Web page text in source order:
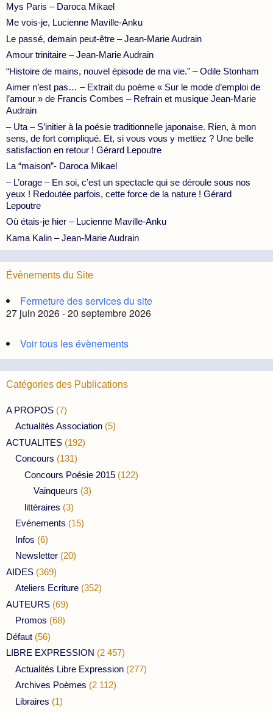
Mys Paris – Daroca Mikael
Me vois-je, Lucienne Maville-Anku
Le passé, demain peut-être – Jean-Marie Audrain
Amour trinitaire – Jean-Marie Audrain
“Histoire de mains, nouvel épisode de ma vie.” – Odile Stonham
Aimer n’est pas… – Extrait du poème « Sur le mode d’emploi de
l’amour » de Francis Combes – Refrain et musique Jean-Marie
Audrain
– Uta – S’initier à la poésie traditionnelle japonaise. Rien, à mon
sens, de fort compliqué. Et, si vous vous y mettiez ? Une belle
satisfaction en retour ! Gérard Lepoutre
La “maison”- Daroca Mikael
– L’orage – En soi, c’est un spectacle qui se déroule sous nos
yeux ! Redoutée parfois, cette force de la nature ! Gérard
Lepoutre
Où étais-je hier – Lucienne Maville-Anku
Kama Kalin – Jean-Marie Audrain
Évènements du Site
Fermeture des services du site
27 juin 2026 - 20 septembre 2026
Voir tous les évènements
Catégories des Publications
A PROPOS (7)
Actualités Association (5)
ACTUALITES (192)
Concours (131)
Concours Poésie 2015 (122)
Vainqueurs (3)
littéraires (3)
Evénements (15)
Infos (6)
Newsletter (20)
AIDES (369)
Ateliers Ecriture (352)
AUTEURS (69)
Promos (68)
Défaut (56)
LIBRE EXPRESSION (2 457)
Actualités Libre Expression (277)
Archives Poèmes (2 112)
Libraires (1)